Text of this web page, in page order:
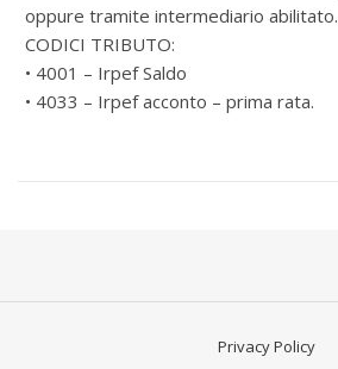
oppure tramite intermediario abilitato.
CODICI TRIBUTO:
• 4001 – Irpef Saldo
• 4033 – Irpef acconto – prima rata.
Privacy Policy